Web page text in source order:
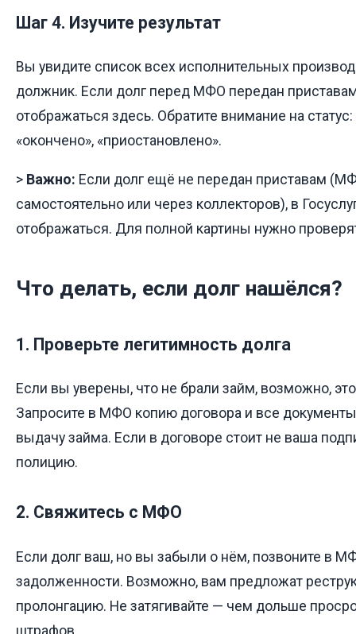
Шаг 4. Изучите результат
Вы увидите список всех исполнительных
должник. Если долг перед МФО передан
отображаться здесь. Обратите внимание на
«окончено», «приостановлено».
> Важно: Если долг ещё не передан приставам
самостоятельно или через коллекторов), в
отображаться. Для полной картины нужно
Что делать, если долг нашёлся?
1. Проверьте легитимность долга
Если вы уверены, что не брали займ, возможно,
Запросите в МФО копию договора и все
выдачу займа. Если в договоре стоит не ваша
полицию.
2. Свяжитесь с МФО
Если долг ваш, но вы забыли о нём, позвоните в
задолженности. Возможно, вам предложат
пролонгацию. Не затягивайте — чем дольше
штрафов.